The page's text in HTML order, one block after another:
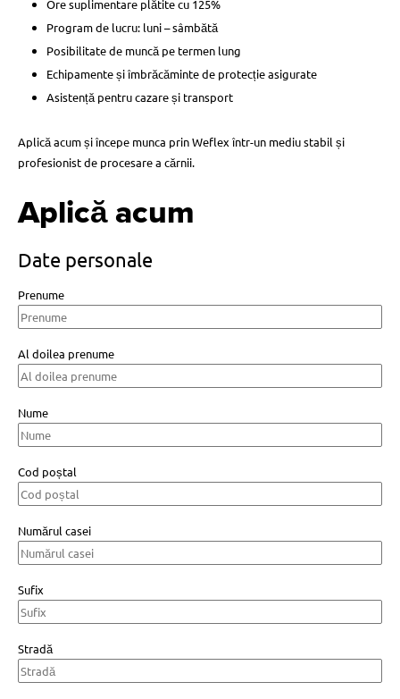
Ore suplimentare plătite cu 125%
Program de lucru: luni – sâmbătă
Posibilitate de muncă pe termen lung
Echipamente și îmbrăcăminte de protecție asigurate
Asistență pentru cazare și transport
Aplică acum și începe munca prin Weflex într-un mediu stabil și
profesionist de procesare a cărnii.
Aplică acum
Date personale
Prenume
Al doilea prenume
Nume
Cod poștal
Numărul casei
Sufix
Stradă